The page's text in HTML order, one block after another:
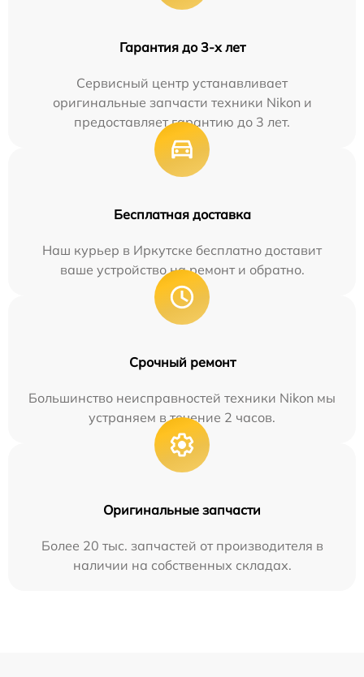
Гарантия до 3-х лет
Сервисный центр устанавливает
оригинальные запчасти техники Nikon и
предоставляет гарантию до 3 лет.
Бесплатная доставка
Наш курьер в Иркутске бесплатно доставит
ваше устройство на ремонт и обратно.
Срочный ремонт
Большинство неисправностей техники Nikon мы
устраняем в течение 2 часов.
Оригинальные запчасти
Более 20 тыс. запчастей от производителя в
наличии на собственных складах.